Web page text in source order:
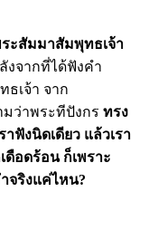
ะสัมมาสัมพุทธเจ้า
งจากที่ได้ฟังคำ
เจ้า จาก
ว่าพระทีปังกร ทรง
ฟังนิดเดียว แล้วเรา
ดือดร้อน ก็เพราะ
ำจริงแค่ไหน?